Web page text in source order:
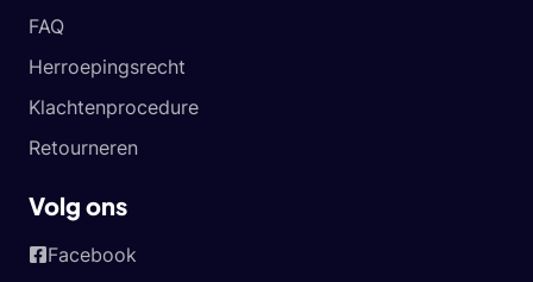
FAQ
Herroepingsrecht
Klachtenprocedure
Retourneren
Volg ons
Facebook